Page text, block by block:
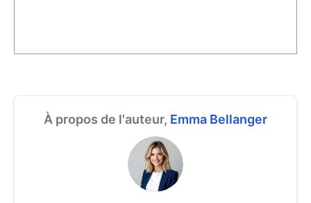
À propos de l'auteur, Emma Bellanger